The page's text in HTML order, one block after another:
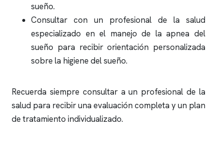
sueño.
Consultar con un profesional de la salud
especializado en el manejo de laapnea del
sueño para recibir orientación personalizada
sobre la higiene del sueño.
Recuerda siempre consultar a un profesional de la
salud para recibir una evaluación completa y un plan
de tratamiento individualizado.